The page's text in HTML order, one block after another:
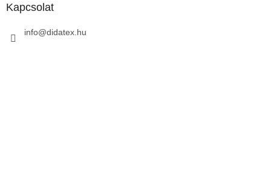
Kapcsolat
info@didatex.hu